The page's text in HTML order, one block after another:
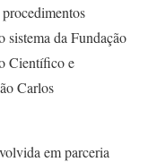
sistema da Fundação
Científico e
Carlos
em parceria